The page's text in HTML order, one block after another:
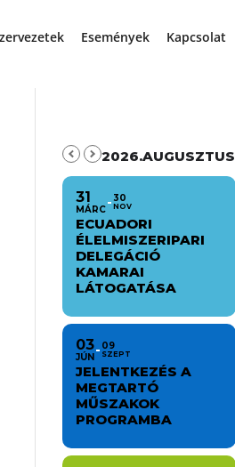
Események Kapcsolat
2026.AUGUSZTUS
31
MÁRC
30
NOV
ECUADORI
ÉLELMISZERIPARI
DELEGÁCIÓ
KAMARAI
LÁTOGATÁSA
03
JÚN
09
SZEPT
JELENTKEZÉS A
MEGTARTÓ
MŰSZAKOK
PROGRAMBA